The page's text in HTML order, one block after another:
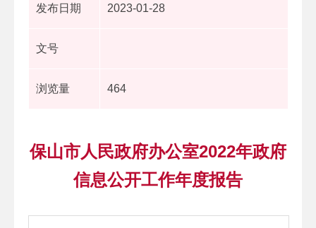
发布日期 2023-01-28
文号
浏览量 464
保山市人民政府办公室2022年政府
信息公开工作年度报告